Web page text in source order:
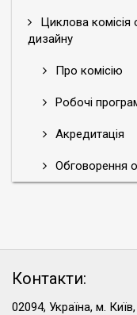
Циклова комісія
дизайну
Про комісію
Робочі
Акредитація
Обговорення
Контакти:
02094, Україна, м.